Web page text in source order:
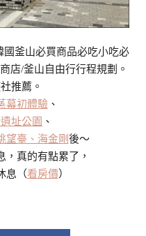
國釜山必買商品必吃小吃必
店/釜山自由行行程規劃。
推薦。
幕初體驗、
址公園 、
望臺、海金剛後～
，真的有點累了，
息（看房價）